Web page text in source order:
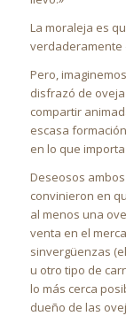
La moraleja es
verdaderamente
Pero,
disfrazó de
compartir
escasa
en lo que
Deseosos
convinieron en
al menos una
venta en el
sinvergüenzas
u otro tipo de
lo más cerca
dueño de las